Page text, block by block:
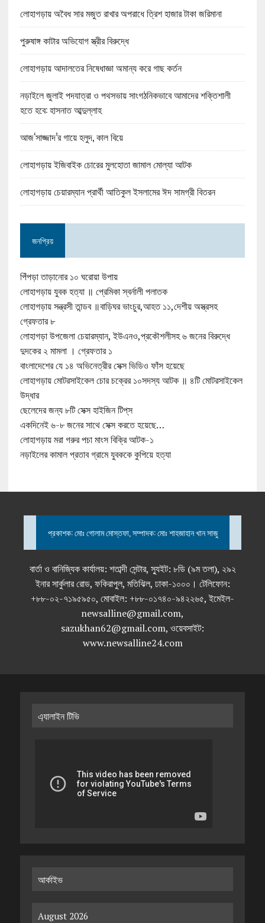
লোহাগড়ায় অবৈধ সার মজুত রাখার অপরাধে ত্রিশ হাজার টাকা জরিমানা
পুরুষাঙ্গ কাটার অভিযোগ স্ত্রীর বিরুদ্ধে
লোহাগড়ায় আদালতের নিষেধাজ্ঞা অমান্য করে গাছ কর্তন
নড়াইলে জুলাই পদযাত্রা ও পথসভায় সাংগঠনিকভাবে আমাদের শক্তিশালী
হতে হবে: হাসনাত আব্দুল্লাহ
আজ‘সাজ্জাদ’র গায়ে হলুদ, কাল বিয়ে
লোহাগড়ায় ইজিবাইক চোরের মুলহোতা জামাল মোল্যা আটক
লোহাগড়ায় চেয়ারম্যান প্রার্থী আতিকুল ইসলামের ঈদ সামগ্রী বিতরন
জনপ্রিয়
পিঁপড়া তাড়ানোর ১০ ঘরোয়া উপায়
লোহাগড়ায় যুবক হত্যা ॥ প্রেমিকা স্বর্নালী পলাতক
লোহাগড়ায় সন্ত্রসী তান্ডব ॥বাড়িঘর ভাংচুর,আহত ১১,দেশীয় অস্ত্রসহ
গ্রেফতার ৮
লোহাগড়া উপজেলা চেয়ারম্যান, ইউএনও,প্রকৌশলীসহ ৬ জনের বিরুদ্ধে
দুদকের ২ মামলা । গ্রেফতার ১
বাংলাদেশের যে ১৪ অভিনেত্রীর সেক্স ভিডিও ফাঁস হয়েছে
লোহাগড়ায় মোটরসাইকেল চোর চক্রের ১০সদস্য আটক ॥ ৪টি মোটরসাইকেল
উদ্ধার
ছেলেদের জন্য ৮টি সেক্স হাইজিন টিপ্‌স
একদিনেই ৬-৮ জনের সাথে সেক্স করতে হয়েছে…
লোহাগড়ায় মরা গরুর পচা মাংস বিক্রি আটক-১
নড়াইলের কামাল প্রতাব গ্রামে যুবককে কুপিয়ে হত্যা
প্রকাশক: মোঃ গোলাম মোস্তফা, সম্পাদক: মোঃ শাহজাহান খান সাজু
বার্তা ও বানিজ্যিক কার্যালয়: শতাব্দী সেন্টার, স্যুইট: ৮ডি (৯ম তলা), ২৯২
ইনার সার্কুলার রোড, ফকিরাপুল, মতিঝিল, ঢাকা-১০০০। টেলিফোন:
+৮৮-০২-৭১৯৫৯৫০, মোবাইল: +৮৮-০১৭৪০-৯৪২২৬৫, ইমেইল-
newsalline@gmail.com,
sazukhan62@gmail.com, ওয়েবসাইট:
www.newsalline24.com
এ্যালাইন টিভি
আর্কাইভ
August 2026